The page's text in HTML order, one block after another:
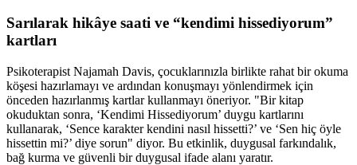
Sarılarak hikâye saati ve “kendimi hissediyorum”
kartları
Psikoterapist Najamah Davis, çocuklarınızla birlikte rahat bir okuma
köşesi hazırlamayı ve ardından konuşmayı yönlendirmek için
önceden hazırlanmış kartlar kullanmayı öneriyor. "Bir kitap
okuduktan sonra, ‘Kendimi Hissediyorum’ duygu kartlarını
kullanarak, ‘Sence karakter kendini nasıl hissetti?’ ve ‘Sen hiç öyle
hissettin mi?’ diye sorun" diyor. Bu etkinlik, duygusal farkındalık,
bağ kurma ve güvenli bir duygusal ifade alanı yaratır.